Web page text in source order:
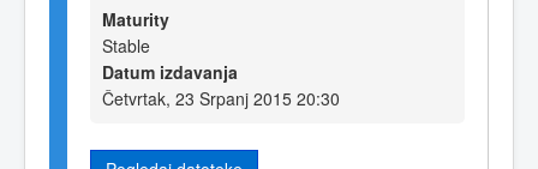
Maturity
Stable
Datum izdavanja
Četvrtak, 23 Srpanj 2015 20:30